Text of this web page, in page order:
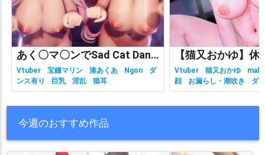
あく〇マ〇ンでSad Cat Dance
Vtuber 宝鐘マリン 湊あくあ Ngon
ダ
ンス有り
巨乳 淫乱 猫耳
Vtuber 猫又おかゆ
顔
お漏らし・潮吹き
ダ
有り
ホロライブ
主観視点
今週のおすすめ作品